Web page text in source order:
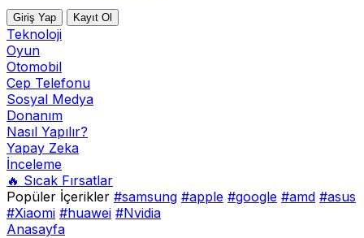
Giriş Yap Kayıt Ol
Teknoloji
Oyun
Otomobil
Cep Telefonu
Sosyal Medya
Donanım
Nasıl Yapılır?
Yapay Zeka
İnceleme
🔥 Sıcak Fırsatlar
Popüler İçerikler #samsung #apple #google #amd #asus
#Xiaomi #huawei #Nvidia
Anasayfa